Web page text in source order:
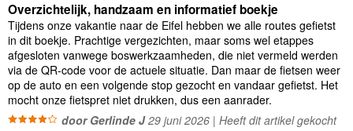
Overzichtelijk, handzaam en informatief boekje
Tijdens onze vakantie naar de Eifel hebben we alle routes gefietst
in dit boekje. Prachtige vergezichten, maar soms wel etappes
afgesloten vanwege boswerkzaamheden, die niet vermeld werden
via de QR-code voor de actuele situatie. Dan maar de fietsen weer
op de auto en een volgende stop gezocht en vandaar gefietst. Het
mocht onze fietspret niet drukken, dus een aanrader.
door Gerlinde J29 juni 2026 | Heeft dit artikel gekocht